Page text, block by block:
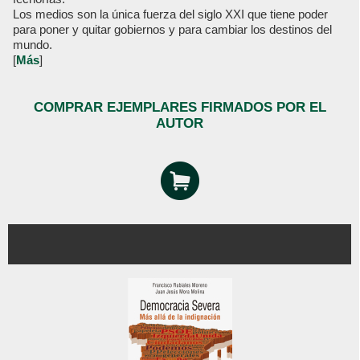
Los medios son la única fuerza del siglo XXI que tiene poder
para poner y quitar gobiernos y para cambiar los destinos del
mundo.
[Más]
COMPRAR EJEMPLARES FIRMADOS POR EL
AUTOR